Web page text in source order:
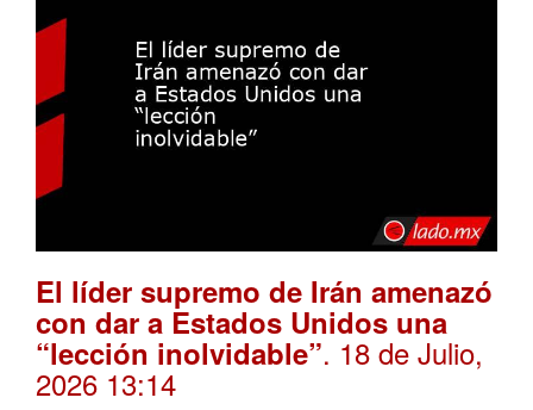
El líder supremo de Irán amenazó
con dar a Estados Unidos una
“lección inolvidable”. 18 de Julio,
2026 13:14